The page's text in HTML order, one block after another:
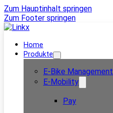
Zum Hauptinhalt springen
Zum Footer springen
Home
Produkte
E-Bike Management
E-Mobility
Pay